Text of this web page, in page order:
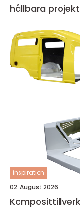
hållbara projekt
inspiration
02. August 2026
Komposittillverkning från idé